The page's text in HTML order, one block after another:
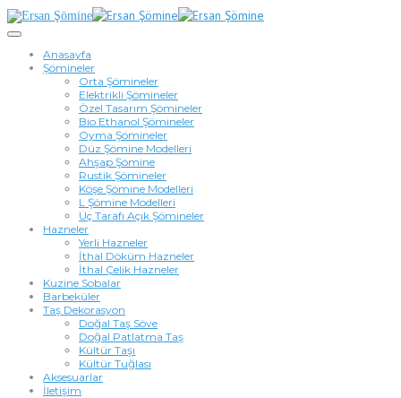
Anasayfa
Şömineler
Orta Şömineler
Elektrikli Şömineler
Özel Tasarım Şömineler
Bio Ethanol Şömineler
Oyma Şömineler
Düz Şömine Modelleri
Ahşap Şömine
Rustik Şömineler
Köşe Şömine Modelleri
L Şömine Modelleri
Üç Tarafı Açık Şömineler
Hazneler
Yerli Hazneler
İthal Döküm Hazneler
İthal Çelik Hazneler
Kuzine Sobalar
Barbeküler
Taş Dekorasyon
Doğal Taş Söve
Doğal Patlatma Taş
Kültür Taşı
Kültür Tuğlası
Aksesuarlar
İletişim